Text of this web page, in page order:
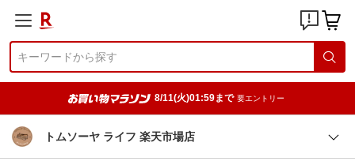
8/11(火)01:59まで 要エントリー
トムソーヤ ライフ 楽天市場店